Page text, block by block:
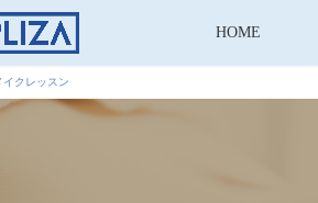
HOME
クレッスン